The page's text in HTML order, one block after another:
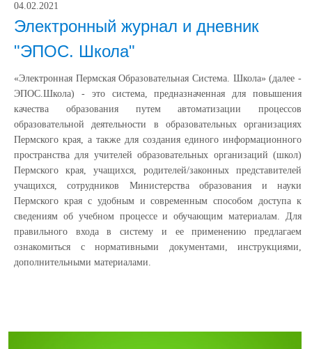
04.02.2021
Электронный журнал и дневник
"ЭПОС. Школа"
«Электронная Пермская Образовательная Система. Школа» (далее -
ЭПОС.Школа) - это система, предназначенная для повышения
качества образования путем автоматизации процессов
образовательной деятельности в образовательных организациях
Пермского края, а также для создания единого информационного
пространства для учителей образовательных организаций (школ)
Пермского края, учащихся, родителей/законных представителей
учащихся, сотрудников Министерства образования и науки
Пермского края с удобным и современным способом доступа к
сведениям об учебном процессе и обучающим материалам. Для
правильного входа в систему и ее применению предлагаем
ознакомиться с нормативными документами, инструкциями,
дополнительными материалами.